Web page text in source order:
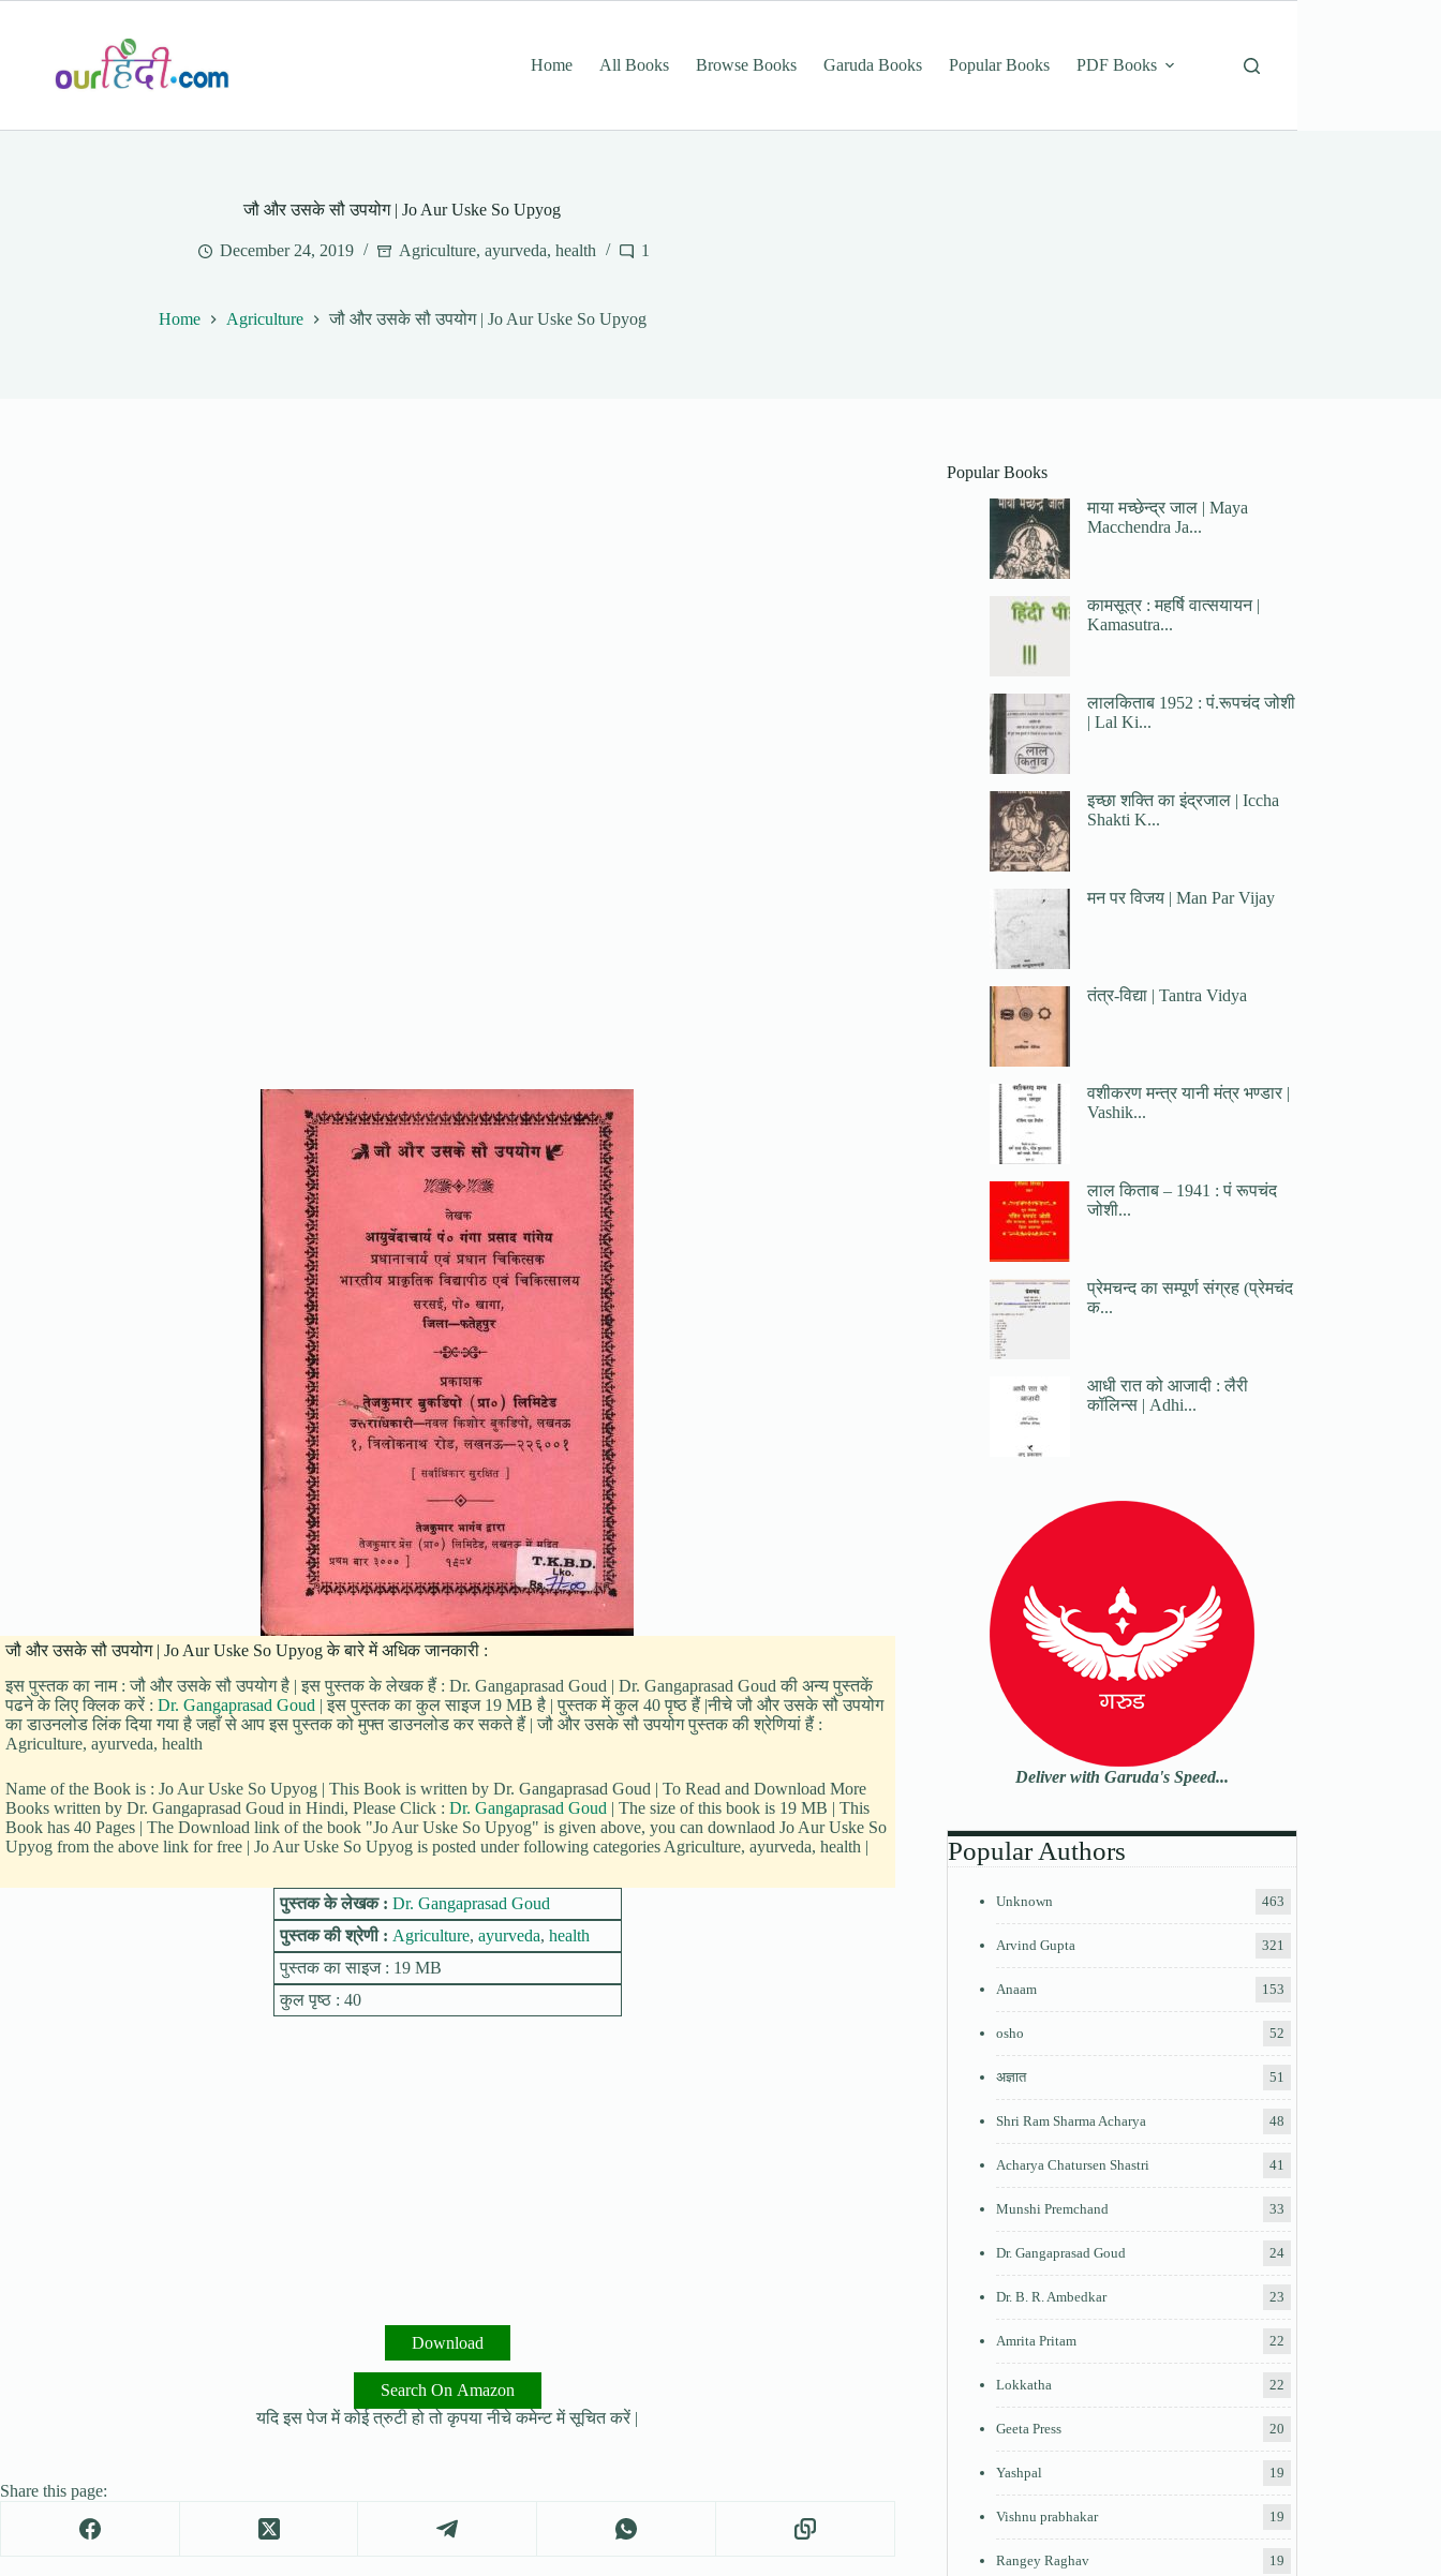
Home
All Books Browse Books Garuda Books Popular Books PDF Books
जौ और उसके सौ उपयोग | Jo Aur Uske So Upyog
December 24, 2019 Agriculture, ayurveda, health 1
Home Agriculture जौ और उसके सौ उपयोग | Jo Aur Uske So Upyog
जौ और उसके सौ उपयोग | Jo Aur Uske So Upyog के बारे में अधिक जानकारी :
इस पुस्तक का नाम : जौ और उसके सौ उपयोग है | इस पुस्तक के लेखक हैं : Dr. Gangaprasad Goud | Dr. Gangaprasad Goud की अन्य पुस्तकें
पढने के लिए क्लिक करें : Dr. Gangaprasad Goud | इस पुस्तक का कुल साइज 19 MB है | पुस्तक में कुल 40 पृष्ठ हैं |नीचे जौ और उसके सौ उपयोग
का डाउनलोड लिंक दिया गया है जहाँ से आप इस पुस्तक को मुफ्त डाउनलोड कर सकते हैं | जौ और उसके सौ उपयोग पुस्तक की श्रेणियां हैं :
Agriculture, ayurveda, health
Name of the Book is : Jo Aur Uske So Upyog | This Book is written by Dr. Gangaprasad Goud | To Read and Download More
Books written by Dr. Gangaprasad Goud in Hindi, Please Click : Dr. Gangaprasad Goud | The size of this book is 19 MB | This
Book has 40 Pages | The Download link of the book "Jo Aur Uske So Upyog" is given above, you can downlaod Jo Aur Uske So
Upyog from the above link for free | Jo Aur Uske So Upyog is posted under following categories Agriculture, ayurveda, health |
पुस्तक के लेखक : Dr. Gangaprasad Goud
पुस्तक की श्रेणी : Agriculture, ayurveda, health
पुस्तक का साइज : 19 MB
कुल पृष्ठ : 40
Download
Search On Amazon
यदि इस पेज में कोई त्रुटी हो तो कृपया नीचे कमेन्ट में सूचित करें |
Share this page:
Popular Books
माया मच्छेन्द्र जाल | Maya
Macchendra Ja...
कामसूत्र : महर्षि वात्सयायन |
Kamasutra...
लालकिताब 1952 : पं.रूपचंद जोशी
| Lal Ki...
इच्छा शक्ति का इंद्रजाल | Iccha
Shakti K...
मन पर विजय | Man Par Vijay
तंत्र-विद्या | Tantra Vidya
वशीकरण मन्त्र यानी मंत्र भण्डार |
Vashik...
लाल किताब – 1941 : पं रूपचंद
जोशी...
प्रेमचन्द का सम्पूर्ण संग्रह (प्रेमचंद
क...
आधी रात को आजादी : लैरी
कॉलिन्स | Adhi...
Deliver with Garuda's Speed...
Popular Authors
Unknown 463
Arvind Gupta 321
Anaam 153
osho 52
अज्ञात 51
Shri Ram Sharma Acharya 48
Acharya Chatursen Shastri 41
Munshi Premchand 33
Dr. Gangaprasad Goud 24
Dr. B. R. Ambedkar 23
Amrita Pritam 22
Lokkatha 22
Geeta Press 20
Yashpal 19
Vishnu prabhakar 19
Rangey Raghav 19